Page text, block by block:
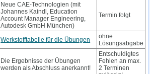
Neue CAE-Technologien (mit
Johannes Kaindl, Education
Account Manager Engineering,
Autodesk GmbH München)
Termin folgt
Werkstofftabelle für die Übungen
ohne
Lösungsabgabe
Die Ergebnisse der Übungen
werden als Abschluss anerkannt!
Entschuldigtes
Fehlen an max.
2 Terminen